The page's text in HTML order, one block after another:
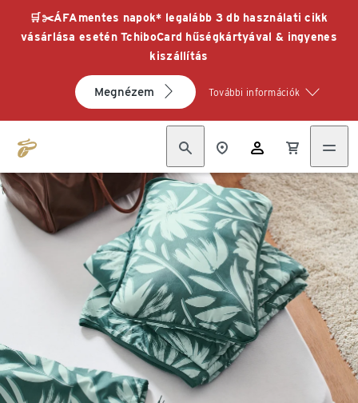
🛒✂️ÁFAmentes napok* legalább 3 db használati cikk
vásárlása esetén TchiboCard hűségkártyával & ingyenes
kiszállítás
Megnézem További információk